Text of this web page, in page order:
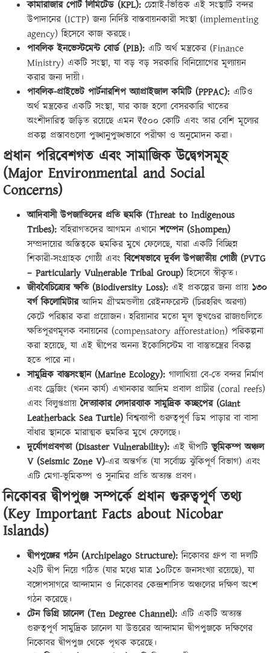
কামারাজার পোর্ট লিমিটেড (KPL): চেন্নাই-ভিত্তিক এই সংস্থাটি বন্দর
উপাদানের (ICTP) জন্য নির্দিষ্ট বাস্তবায়নকারী সংস্থা (implementing
agency) হিসেবে কাজ করছে।
পাবলিক ইনভেস্টমেন্ট বোর্ড (PIB): এটি অর্থ মন্ত্রকের (Finance
Ministry) একটি সংস্থা, যা বড় বড় সরকারি বিনিয়োগের মূল্যায়ন
করার জন্য দায়ী।
পাবলিক-প্রাইভেট পার্টনারশিপ অ্যাপ্রাইজাল কমিটি (PPPAC): এটিও
অর্থ মন্ত্রকের একটি সংস্থা, যার কাজ হলো বেসরকারি খাতের
অংশীদারিত্ব জড়িত রয়েছে এমন ₹৫০০ কোটি এবং তার বেশি মূল্যের
প্রকল্প প্রস্তাবগুলো পুঙ্খানুপুঙ্খভাবে পরীক্ষা ও অনুমোদন করা।
প্রধান পরিবেশগত এবং সামাজিক উদ্বেগসমূহ
(Major Environmental and Social
Concerns)
আদিবাসী উপজাতিদের প্রতি হুমকি (Threat to Indigenous
Tribes): বহিরাগতদের আগমন এখানেশম্পেন (Shompen)
সম্প্রদায়ের অস্তিত্বকে হুমকির মুখে ফেলেছে, যারা একটি বিচ্ছিন্ন
শিকারী-সংগ্রাহক গোষ্ঠী এবংবিশেষভাবে দুর্বল উপজাতীয় গোষ্ঠী (PVTG
– Particularly Vulnerable Tribal Group) হিসেবে স্বীকৃত।
জীববৈচিত্র্যের ক্ষতি (Biodiversity Loss): এই প্রকল্পের জন্য প্রায় ১৩০
বর্গ কিলোমিটারআদিম গ্রীষ্মমন্ডলীয় রেইনফরেস্ট (চিরহরিৎ অরণ্য)
কেটে পরিষ্কার করা প্রয়োজন। হরিয়ানার মতো মূল ভূখণ্ডের রাজ্যগুলিতে
ক্ষতিপূরণমূলক বনায়নের (compensatory afforestation) পরিকল্পনা
করা হয়েছে, যা এই দ্বীপের অনন্য ইকোসিস্টেম বা বাস্তুতন্ত্রের বিকল্প
হতে পারে না।
সামুদ্রিক বাস্তুসংস্থান (Marine Ecology): গালাথিয়া বে-তে বন্দর নির্মাণ
এবং ড্রেজিং (খনন কার্য) এখানকার আদিম প্রবাল প্রাচীর (coral reefs)
এবং বিলুপ্তপ্রায়দৈত্যাকার লেদারব্যাক সামুদ্রিক কচ্ছপের (Giant
Leatherback Sea Turtle) বিশ্বব্যাপী গুরুত্বপূর্ণ ডিম পাড়ার বা বাসা
বাঁধার স্থানকে মারাত্মক হুমকির মুখে ফেলেছে।
দুর্যোগপ্রবণতা (Disaster Vulnerability): এই দ্বীপটিভূমিকম্প অঞ্চল
V (Seismic Zone V)-এর অন্তর্গত (যা সর্বোচ্চ ঝুঁকিপূর্ণ বিভাগ) এবং
এটি মেগা-ভূমিকম্প ও সুনামির প্রতি অত্যন্ত প্রবণ।
নিকোবর দ্বীপপুঞ্জ সম্পর্কে প্রধান গুরুত্বপূর্ণ তথ্য
(Key Important Facts about Nicobar
Islands)
দ্বীপপুঞ্জের গঠন (Archipelago Structure): নিকোবর গ্রুপ বা দলটি
২২টি দ্বীপ নিয়ে গঠিত (যার মধ্যে মাত্র ১০টিতে জনসংখ্যা রয়েছে), যা
বঙ্গোপসাগরে আন্দামান ও নিকোবর কেন্দ্রশাসিত অঞ্চলের দক্ষিণ অংশ
গঠন করেছে।
টেন ডিগ্রি চ্যানেল (Ten Degree Channel): এটি একটি অত্যন্ত
গুরুত্বপূর্ণ সামুদ্রিক চ্যানেল যা উত্তরের আন্দামান দ্বীপপুঞ্জকে দক্ষিণের
নিকোবর দ্বীপপুঞ্জ থেকে পৃথক করেছে।